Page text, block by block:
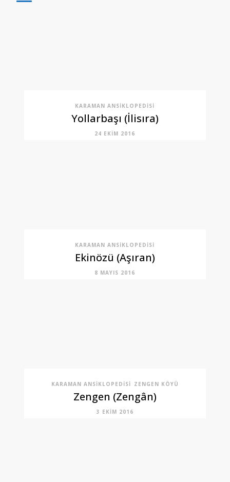
KARAMAN ANSIKLOPEDISI
Yollarbaşı (İlisıra)
24 EKIM 2016
KARAMAN ANSIKLOPEDISI
Ekinözü (Aşıran)
8 MAYIS 2016
KARAMAN ANSIKLOPEDISI ZENGEN KÖYÜ
Zengen (Zengân)
3 EKIM 2016